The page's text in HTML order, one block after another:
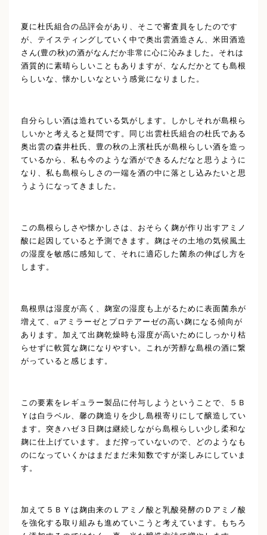
夏に杜氏組合の品評会があり、そこで審査員をしたのです
が、テイスティングしていく中で奥出雲酒造さん、米田酒造
さん(豊の秋)の酒がなんだか非常に心に沁みました。それは
酒質的に素晴らしいこともありますが、なんだかとても島根
らしいな、懐かしいなという感覚になりました。
自分らしい酒は造れている気がします。しかしそれが島根ら
しいかと考えると疑問です。同じ出雲杜氏組合の杜氏である
奥出雲の森井杜氏、豊の秋の上濱杜氏が島根らしい酒を造っ
ているから、私も今のような酒ができるんだなと思うように
なり、私も島根らしさの一端を酒の中に落とし込みたいと思
うようになってきました。
この島根らしさや懐かしさは、おそらく麹が作り出すアミノ
酸に起因していると予測できます。麹はその土地の気候風土
の湿度を敏感に感知して、それに適応した菌糸の伸ばし方を
します。
島根県は湿度が高く、麹室の湿度も上がるために表面菌糸が
増えて、αアミラーゼとプロテアーゼの高い麹になる傾向が
あります。加えて出麹乾燥時も湿度が高いためにしっかり枯
らせずに軟質な麹になりやすい。これが芳醇な島根の酒に繋
がっていると感じます。
この要素をレギュラー製品に付与しようということで、５Ｂ
Ｙは白ラベル、馨の麹造りを少し島根寄りにして醸造してい
ます。突きハゼ３日麹は継続しながら島根らしい少し柔和な
麹に仕上げています。まだ搾っていないので、どのようなも
のになっていくかはまだまだ未知数ですが楽しみにしていま
す。
加えて５ＢＹは麹由来のＬアミノ酸と乳酸発酵のＤアミノ酸
を強化する取り組みも進めていこうと考えています。もちろ